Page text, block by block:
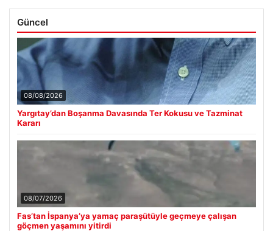
Güncel
08/08/2026
Yargıtay’dan Boşanma Davasında Ter Kokusu ve Tazminat
Kararı
08/07/2026
Fas’tan İspanya’ya yamaç paraşütüyle geçmeye çalışan
göçmen yaşamını yitirdi